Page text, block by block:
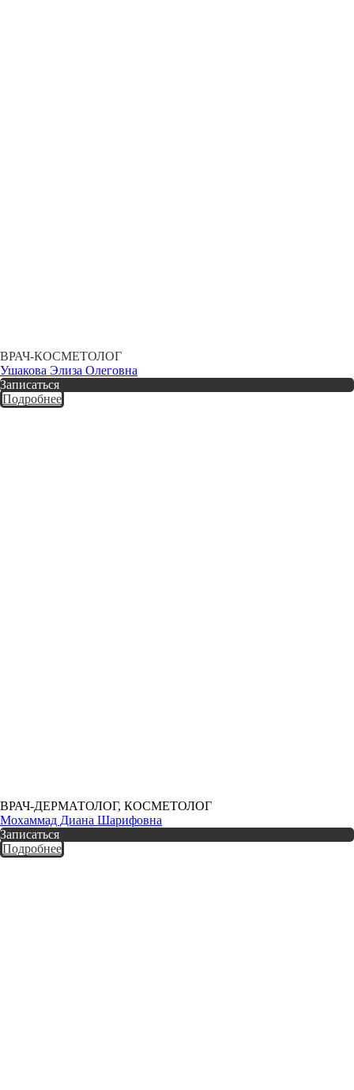
ВРАЧ-КОСМЕТОЛОГ
Ушакова Элиза Олеговна
Записаться
Подробнее
ВРАЧ-ДЕРМАТОЛОГ, КОСМЕТОЛОГ
Мохаммад Диана Шарифовна
Записаться
Подробнее